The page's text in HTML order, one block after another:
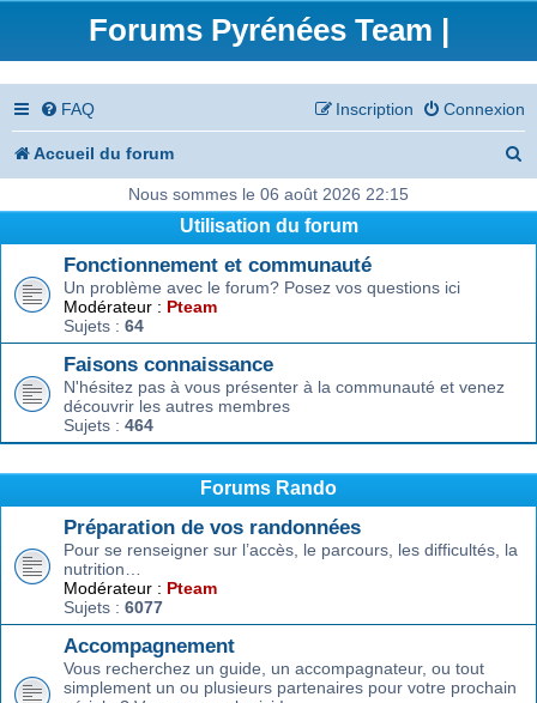
Forums Pyrénées Team |
FAQ Connexion
Inscription
Accueil du forum
e
Nous sommes le 06 août 2026 22:15
Utilisation du forum
Fonctionnement et communauté
Un problème avec le forum? Posez vos questions ici
Modérateur : Pteam
Sujets : 64
Faisons connaissance
N'hésitez pas à vous présenter à la communauté et venez
découvrir les autres membres
Sujets : 464
Forums Rando
Préparation de vos randonnées
Pour se renseigner sur l’accès, le parcours, les difficultés, la
nutrition…
Modérateur : Pteam
Sujets : 6077
Accompagnement
Vous recherchez un guide, un accompagnateur, ou tout
simplement un ou plusieurs partenaires pour votre prochain